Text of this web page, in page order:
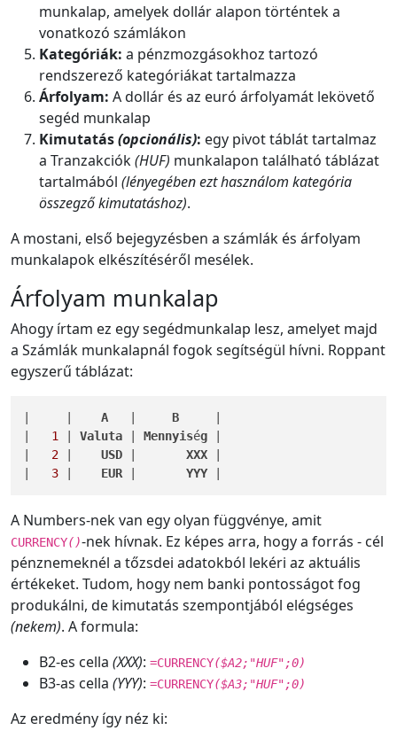
munkalap, amelyek dollár alapon történtek a
vonatkozó számlákon
Kategóriák: a pénzmozgásokhoz tartozó
rendszerező kategóriákat tartalmazza
Árfolyam: A dollár és az euró árfolyamát lekövető
segéd munkalap
Kimutatás(opcionális): egy pivot táblát tartalmaz
a Tranzakciók(HUF) munkalapon található táblázat
tartalmából (lényegében ezt használom kategória
összegző kimutatáshoz).
A mostani, első bejegyzésben a számlák és árfolyam
munkalapok elkészítéséről mesélek.
Árfolyam munkalap
Ahogy írtam ez egy segédmunkalap lesz, amelyet majd
a Számlák munkalapnál fogok segítségül hívni. Roppant
egyszerű táblázat:
A B
1 Valuta Mennyiség
2 USD XXX
3 EUR YYY |
A Numbers-nek van egy olyan függvénye, amit
CURRENCY()-nek hívnak. Ez képes arra, hogy a forrás - cél
pénznemeknél a tőzsdei adatokból lekéri az aktuális
értékeket. Tudom, hogy nem banki pontosságot fog
produkálni, de kimutatás szempontjából elégséges
(nekem). A formula:
B2-es cella (XXX): =CURRENCY($A2;"HUF";0)
B3-as cella (YYY): =CURRENCY($A3;"HUF";0)
Az eredmény így néz ki: